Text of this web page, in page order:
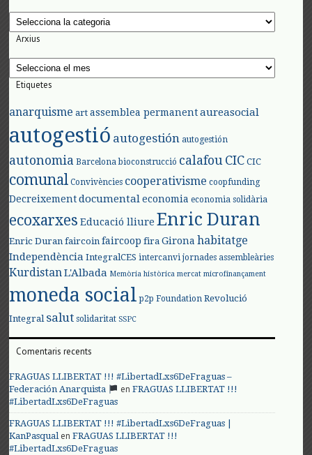
Categories
Arxius
Arxius
Etiquetes
anarquisme art assemblea permanent aureasocial
autogestió autogestión autogestión
autonomia Barcelona bioconstrucció calafouCIC CIC
comunal Convivències cooperativisme coopfunding
Decreixement documental economia economia solidària
ecoxarxes Educació lliure Enric Duran
Enric Duran faircoin faircoop fira Girona habitatge
Independència IntegralCES intercanvi jornades assembleàries
KurdistanL'Albada Memòria històrica mercat microfinançament
moneda social p2p Foundation Revolució
Integral salut solidaritat SSPC
Comentaris recents
FRAGUAS LLIBERTAT !!! #LibertadLxs6DeFraguas –
Federación Anarquista
enFRAGUAS LLIBERTAT !!!
#LibertadLxs6DeFraguas
FRAGUAS LLIBERTAT !!! #LibertadLxs6DeFraguas |
KanPasqualenFRAGUAS LLIBERTAT !!!
#LibertadLxs6DeFraguas